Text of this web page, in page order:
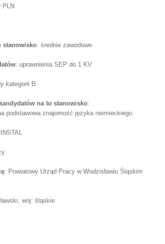
PLN
stanowisko: średnie zawodowe
: uprawnienia SEP do 1 KV
kategorii B
na to stanowisko:
podstawowa znajomość języka niemieckiego.
: Powiatowy Urząd Pracy w Wodzisławiu Śląskim
woj: śląskie